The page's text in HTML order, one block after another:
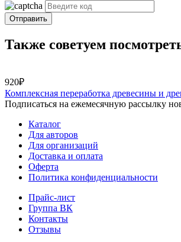
Отправить
Также советуем
920₽
Комплексная переработка древесины и
Подписаться на ежемесячную рассылку
Каталог
Для авторов
Для организаций
Доставка и оплата
Оферта
Политика конфиденциальности
Прайс-лист
Группа ВК
Контакты
Отзывы